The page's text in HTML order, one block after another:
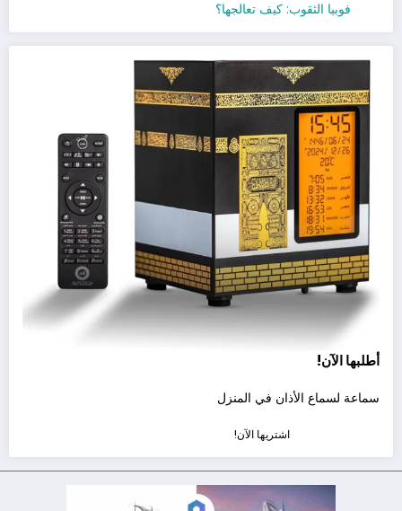
فوبيا الثقوب: كيف تعالجها؟
أطلبها الآن!
سماعة لسماع الأذان في المنزل
اشتريها الآن!